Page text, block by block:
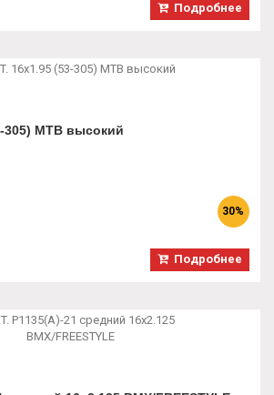
Подробнее
305) MTB высокий
30%
Подробнее